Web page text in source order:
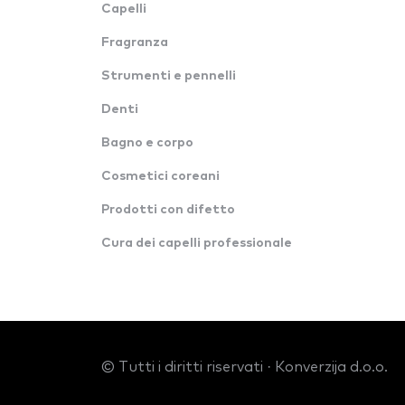
Capelli
Fragranza
Strumenti e pennelli
Denti
Bagno e corpo
Cosmetici coreani
Prodotti con difetto
Cura dei capelli professionale
© Tutti i diritti riservati · Konverzija d.o.o.